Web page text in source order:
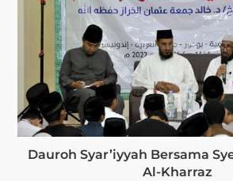
Dauroh Syar’iyyah Bersama
Al-Kharraz